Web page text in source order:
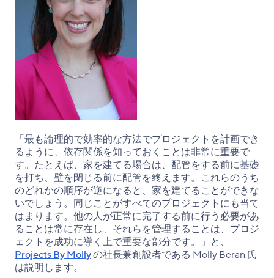
「最も論理的で効率的な方法でプロジェクトを計画でき
るように、依存関係を知っておくことは非常に重要で
す。たとえば、家を建てる場合は、配管をする前に基礎
を打ち、壁を閉じる前に配管を終えます。これらのうち
のどれかの順序が逆になると、家を建てることができな
いでしょう。同じことがすべてのプロジェクトにも当て
はまります。他の人が正常に完了する前に行う必要があ
ることは常に存在し、それらを管理することは、プロジ
ェクトを成功に導く上で重要な部分です。」と、
Projects By Mollyの社長兼創設者である Molly Beran 氏
は説明します。